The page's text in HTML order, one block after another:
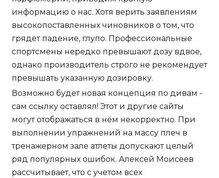
информацию о нас. Хотя верить заявлениям
высокопоставленных чиновников о том, что
грядет падение, глупо. Профессиональные
спортсмены нередко превышают дозу вдвое,
однако производитель строго не рекомендует
превышать указанную дозировку.
Возможно будет новая концепция по дивам -
сам ссылку оставлял! Этот и другие сайты
могут отображаться в нём некорректно. При
выполнении упражнений на массу плеч в
тренажерном зале атлеты допускают целый
ряд популярных ошибок. Алексей Моисеев
рассчитывает, что с учетом всех